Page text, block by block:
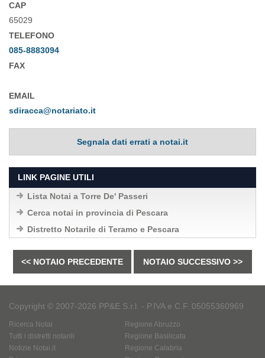
CAP
65029
TELEFONO
085-8883094
FAX
EMAIL
sdiracca@notariato.it
Segnala dati errati a notai.it
LINK PAGINE UTILI
Lista Notai a Torre De' Passeri
Cerca notai in provincia di Pescara
Distretto Notarile di Teramo e Pescara
<< NOTAIO PRECEDENTE NOTAIO SUCCESSIVO >>
Copyright © 2007-2026 PP&E S.r.l. - P.IVA e C.F. 05055360969
Ricerca Notai
Tutti i distretti notarili
Notizie Notai.it
Regione Abruzzo
Regione Basilicata
Regione Calabria